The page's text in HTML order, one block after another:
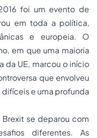
foi um evento de
em toda a política,
e europeia. O
em que uma maioria
da UE, marcou o início
que envolveu
e uma profunda
se deparou com
diferentes. As